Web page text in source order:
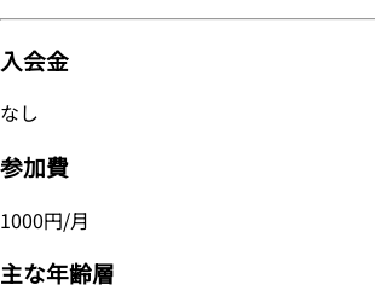
入会金
なし
参加費
1000円/月
主な年齢層